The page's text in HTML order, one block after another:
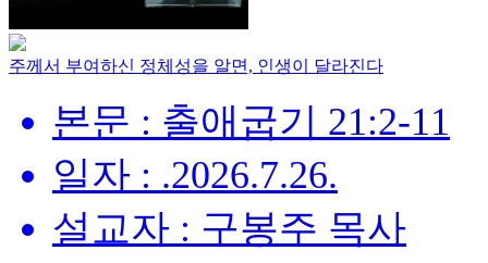
주께서 부여하신 정체성을 알면, 인생이 달라진다
본문 : 출애굽기 21:2-11
일자 : .2026.7.26.
설교자 : 구봉주 목사